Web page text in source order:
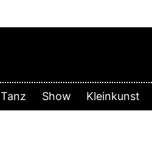
Tanz Show Kleinkunst